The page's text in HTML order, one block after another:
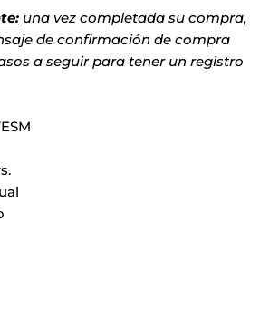
una vez completada su compra,
de confirmación de compra
a seguir para tener un registro